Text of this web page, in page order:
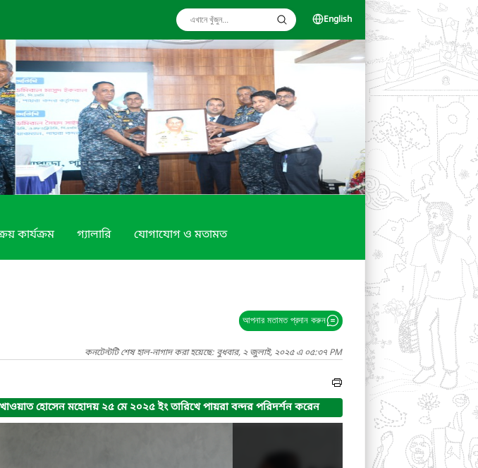
English
কার্যক্রম গ্যালারি যোগাযোগ ও মতামত
আপনার মতামত প্রদান করুন
কনটেন্টটি শেষ হাল-নাগাদ করা হয়েছে: বুধবার, ২ জুলাই, ২০২৫ এ ০৫:৩৭ PM
হোসেন মহোদয় ২৫ মে ২০২৫ ইং তারিখে পায়রা বন্দর পরিদর্শন করেন